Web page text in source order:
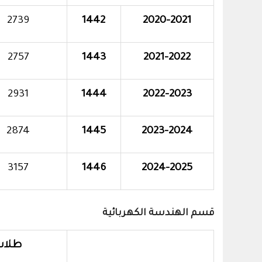
2020-2021
1442
2739
2021-2022
1443
2757
2022-2023
1444
2931
2023-2024
1445
2874
2024-2025
1446
3157
قسم الهندسة الكهربائية